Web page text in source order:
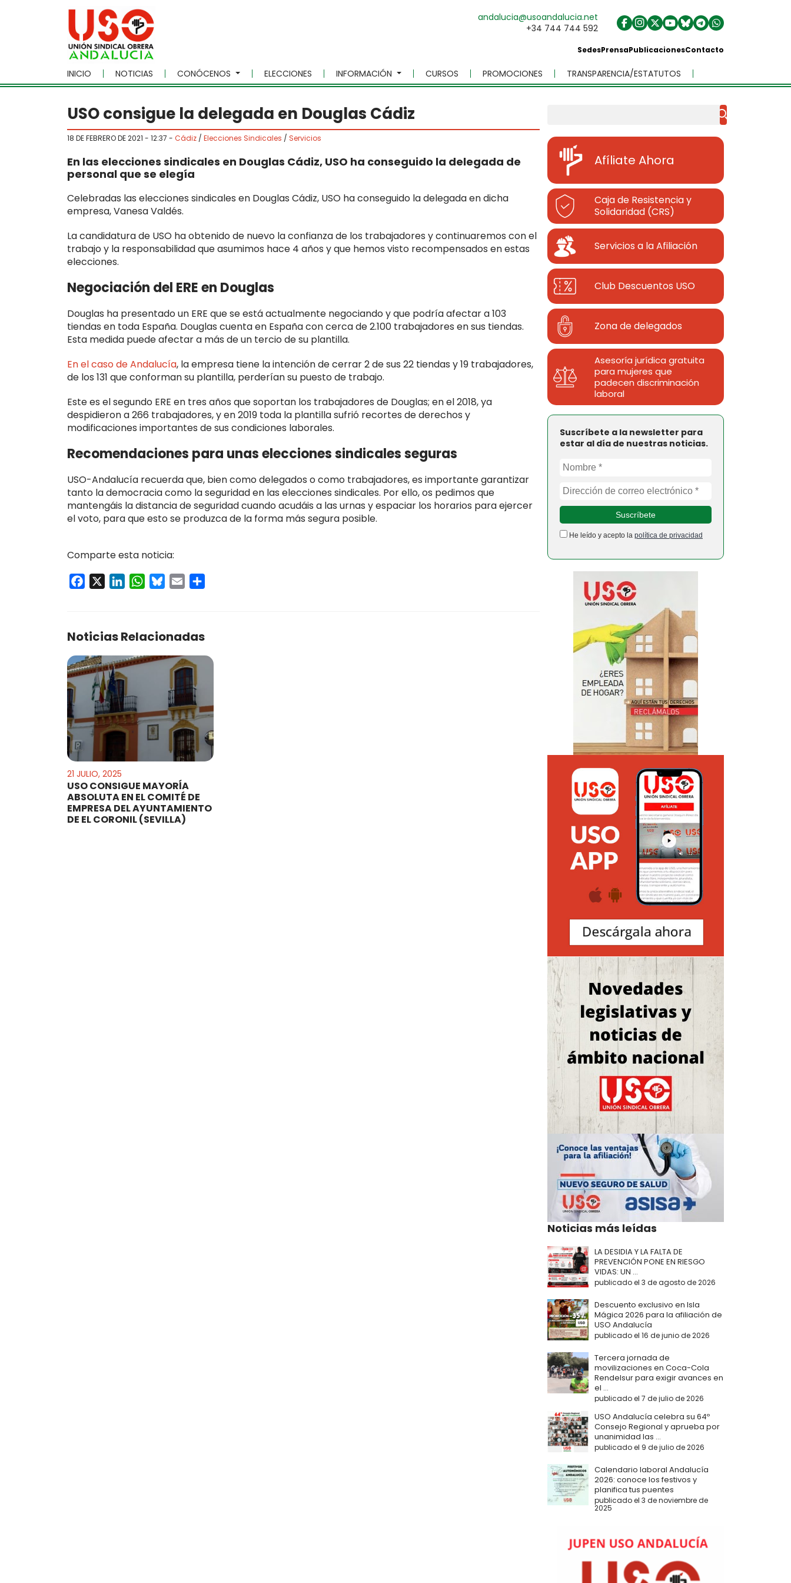
Skip to main content
andalucia@usoandalucia.net
+34 744 744 592
SedesPrensaPublicacionesContacto
INICIO NOTICIAS CONÓCENOS ELECCIONES INFORMACIÓN CURSOS PROMOCIONES TRANSPARENCIA/ESTATUTOS
USO consigue la delegada en Douglas Cádiz
18 DE FEBRERO DE 2021 - 12:37 - Cádiz / Elecciones Sindicales / Servicios
En las elecciones sindicales en Douglas Cádiz, USO ha conseguido la delegada de
personal que se elegía
Celebradas las elecciones sindicales en Douglas Cádiz, USO ha conseguido la delegada en dicha
empresa, Vanesa Valdés.
La candidatura de USO ha obtenido de nuevo la confianza de los trabajadores y continuaremos con el
trabajo y la responsabilidad que asumimos hace 4 años y que hemos visto recompensados en estas
elecciones.
Negociación del ERE en Douglas
Douglas ha presentado un ERE que se está actualmente negociando y que podría afectar a 103
tiendas en toda España. Douglas cuenta en España con cerca de 2.100 trabajadores en sus tiendas.
Esta medida puede afectar a más de un tercio de su plantilla.
En el caso de Andalucía, la empresa tiene la intención de cerrar 2 de sus 22 tiendas y 19 trabajadores,
de los 131 que conforman su plantilla, perderían su puesto de trabajo.
Este es el segundo ERE en tres años que soportan los trabajadores de Douglas; en el 2018, ya
despidieron a 266 trabajadores, y en 2019 toda la plantilla sufrió recortes de derechos y
modificaciones importantes de sus condiciones laborales.
Recomendaciones para unas elecciones sindicales seguras
USO-Andalucía recuerda que, bien como delegados o como trabajadores, es importante garantizar
tanto la democracia como la seguridad en las elecciones sindicales. Por ello, os pedimos que
mantengáis la distancia de seguridad cuando acudáis a las urnas y espaciar los horarios para ejercer
el voto, para que esto se produzca de la forma más segura posible.
Comparte esta noticia:
Facebook LinkedInWhatsApp
Bluesky
Email
Noticias Relacionadas
21 JULIO, 2025
USO CONSIGUE MAYORĺA
ABSOLUTA EN EL COMITÉ DE
EMPRESA DEL AYUNTAMIENTO
DE EL CORONIL (SEVILLA)
Afíliate Ahora
Caja de Resistencia y
Solidaridad (CRS)
Servicios a la Afiliación
Club Descuentos USO
Zona de delegados
Asesoría jurídica gratuita
para mujeres que
padecen discriminación
laboral
Suscríbete a la newsletter para
estar al día de nuestras noticias.
He leído y acepto la política de privacidad
Noticias más leídas
LA DESIDIA Y LA FALTA DE
PREVENCIÓN PONE EN RIESGO
VIDAS: UN ...
publicado el 3 de agosto de 2026
Descuento exclusivo en Isla
Mágica 2026 para la afiliación de
USO Andalucía
publicado el 16 de junio de 2026
Tercera jornada de
movilizaciones en Coca-Cola
Rendelsur para exigir avances en
el ...
publicado el 7 de julio de 2026
USO Andalucía celebra su 64º
Consejo Regional y aprueba por
unanimidad las ...
publicado el 9 de julio de 2026
Calendario laboral Andalucía
2026: conoce los festivos y
planifica tus puentes
publicado el 3 de noviembre de
2025